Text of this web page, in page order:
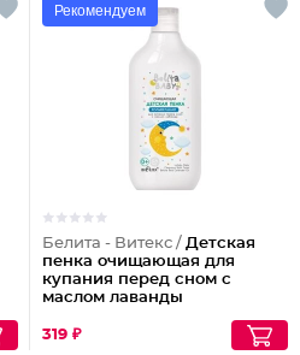
Рекомендуем
Белита - Витекс / Детская
пенка очищающая для
купания перед сном с
маслом лаванды
319 ₽